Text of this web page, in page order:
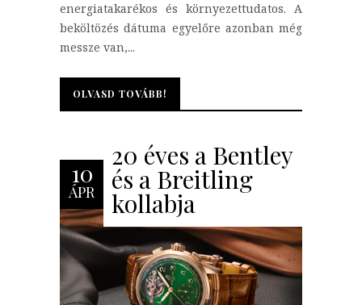
energiatakarékos és környezettudatos. A
beköltözés dátuma egyelőre azonban még
messze van,...
OLVASD TOVÁBB!
OLVASD TOVÁBB!
10
ÁPR
20 éves a Bentley
és a Breitling
kollabja